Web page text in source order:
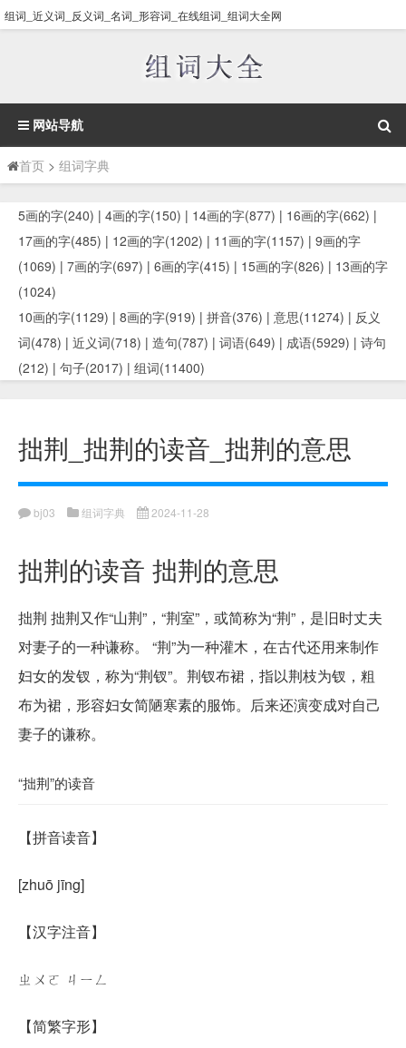
组词_近义词_反义词_名词_形容词_在线组词_组词大全网
网站导航
首页 > 组词字典
5画的字(240) | 4画的字(150) | 14画的字(877) | 16画的字(662) |
17画的字(485) | 12画的字(1202) | 11画的字(1157) | 9画的字
(1069) | 7画的字(697) | 6画的字(415) | 15画的字(826) | 13画的字
(1024)
10画的字(1129) | 8画的字(919) | 拼音(376) | 意思(11274) | 反义
词(478) | 近义词(718) | 造句(787) | 词语(649) | 成语(5929) | 诗句
(212) | 句子(2017) | 组词(11400)
拙荆_拙荆的读音_拙荆的意思
bj03 组词字典 2024-11-28
拙荆的读音 拙荆的意思
拙荆 拙荆又作“山荆”，“荆室”，或简称为“荆”，是旧时丈夫
对妻子的一种谦称。 “荆”为一种灌木，在古代还用来制作
妇女的发钗，称为“荆钗”。荆钗布裙，指以荆枝为钗，粗
布为裙，形容妇女简陋寒素的服饰。后来还演变成对自己
妻子的谦称。
“拙荆”的读音
【拼音读音】
[zhuō jīng]
【汉字注音】
ㄓㄨㄛ ㄐㄧㄥ
【简繁字形】